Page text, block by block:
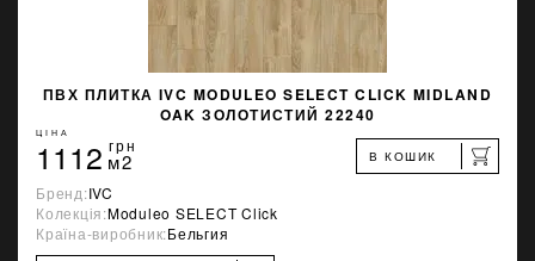
ПВХ ПЛИТКА IVC MODULEO SELECT CLICK MIDLAND
OAK ЗОЛОТИСТИЙ 22240
ЦІНА
1112 грн
м2 В КОШИК
Бренд:IVC
Колекція:Moduleo SELECT Click
Країна-виробник:Бельгия